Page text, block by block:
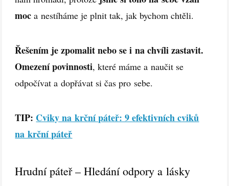
moc a nestíháme je plnit tak, jak bychom chtěli.
Řešením je zpomalit nebo se i na chvíli zastavit.
Omezení povinnosti, které máme a naučit se
odpočívat a dopřávat si čas pro sebe.
TIP: Cviky na krční páteř: 9 efektivních cviků
na krční páteř
Hrudní páteř – Hledání odpory a lásky